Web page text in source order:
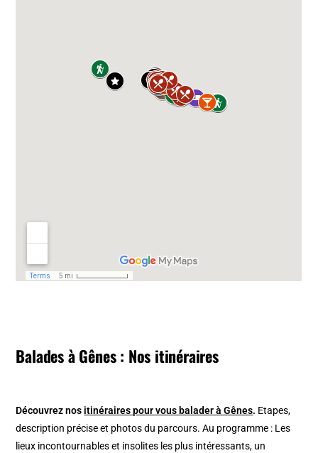
Balades à Gênes : Nos itinéraires
Découvrez nos itinéraires pour vous balader à Gênes. Etapes,
description précise et photos du parcours. Au programme : Les
lieux incontournables et insolites les plus intéressants, un